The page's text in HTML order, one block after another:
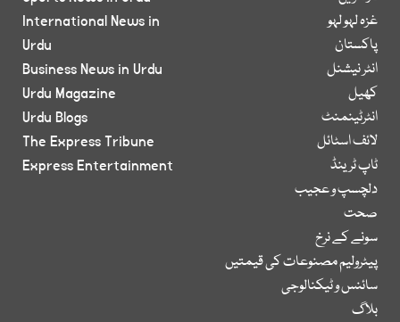
غزہ لہو لہو
پاکستان
انٹر نیشنل
کھیل
انٹرٹینمنٹ
لائف اسٹائل
ٹاپ ٹرینڈ
دلچسپ و عجیب
صحت
سونے کے نرخ
پیٹرولیم مصنوعات کی قیمتیں
سائنس و ٹیکنالوجی
بلاگ
International News in
Urdu
Business News in Urdu
Urdu Magazine
Urdu Blogs
The Express Tribune
Express Entertainment